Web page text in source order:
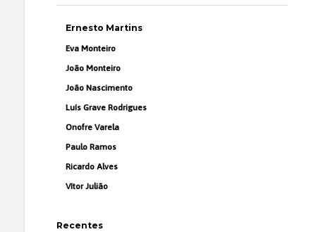
Ernesto Martins
Eva Monteiro
João Monteiro
João Nascimento
Luís Grave Rodrigues
Onofre Varela
Paulo Ramos
Ricardo Alves
Vítor Julião
Recentes